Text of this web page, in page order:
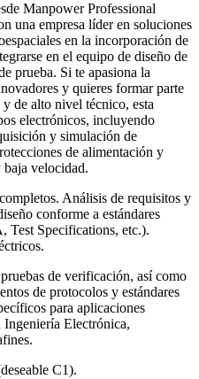
Manpower Professional
una empresa líder en soluciones
en la incorporación de
en el equipo de diseño de
prueba. Si te apasiona la
y quieres formar parte
de alto nivel técnico, esta
electrónicos, incluyendo
y simulación de
de alimentación y
baja velocidad.
Análisis de requisitos y
conforme a estándares
Specifications, etc.).
de verificación, así como
de protocolos y estándares
para aplicaciones
Ingeniería Electrónica,
C1).